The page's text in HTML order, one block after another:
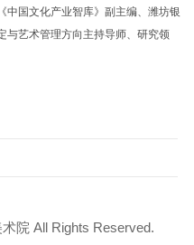
中国文化产业智库》副主编、潍坊银
与艺术管理方向主持导师、研究领
院 All Rights Reserved.